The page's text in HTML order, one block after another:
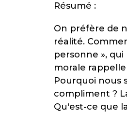
Résumé :
On préfère de
réalité.
personne »,
morale
Pourquoi nous
compliment ?
Qu'est-ce que